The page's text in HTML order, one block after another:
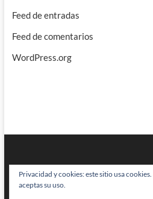
Feed de entradas
Feed de comentarios
WordPress.org
Privacidad y cookies: este sitio usa
aceptas su uso.